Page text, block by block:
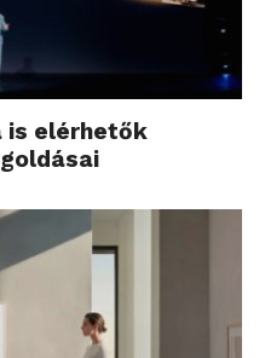
is elérhetők